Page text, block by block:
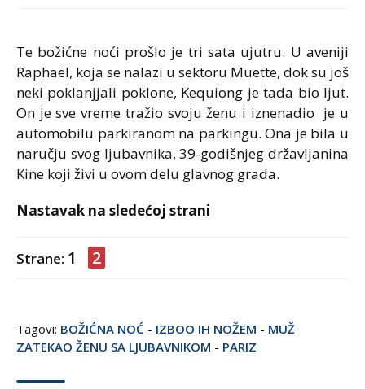
Te božićne noći prošlo je tri sata ujutru. U aveniji
Raphaël, koja se nalazi u sektoru Muette, dok su još
neki poklanjjali poklone, Kequiong je tada bio ljut.
On je sve vreme tražio svoju ženu i iznenadio je u
automobilu parkiranom na parkingu. Ona je bila u
naručju svog ljubavnika, 39-godišnjeg državljanina
Kine koji živi u ovom delu glavnog grada.
Nastavak na sledećoj strani
Strane: 1 2
Tagovi: BOŽIĆNA NOĆ - IZBOO IH NOŽEM - MUŽ
ZATEKAO ŽENU SA LJUBAVNIKOM - PARIZ